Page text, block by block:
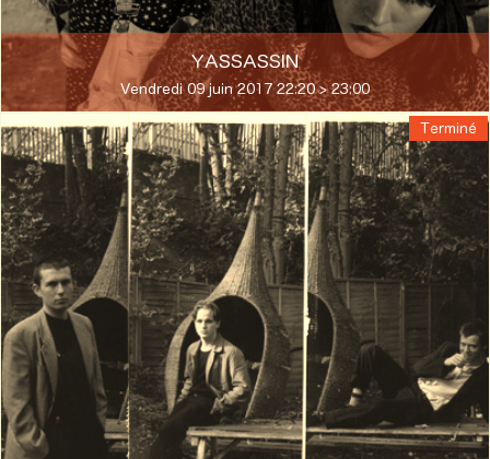
YASSASSIN
Vendredi 09 juin 2017 22:20 > 23:00
Terminé